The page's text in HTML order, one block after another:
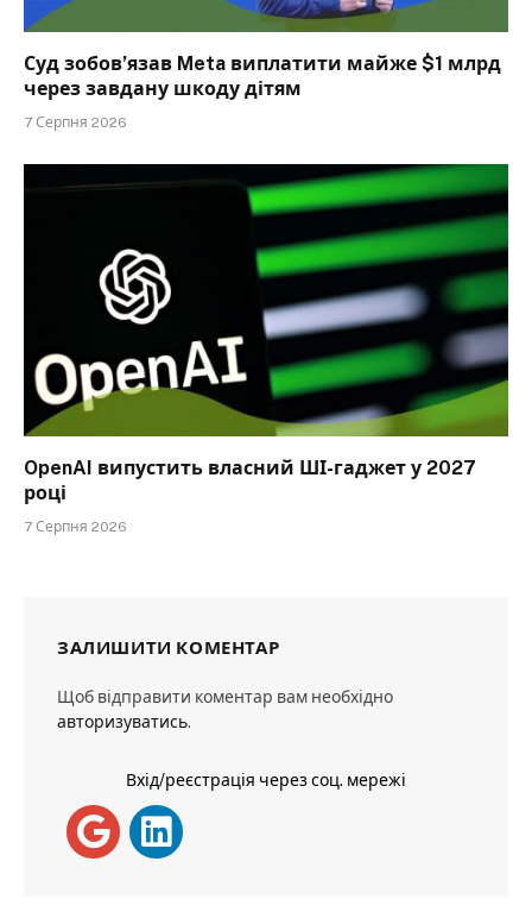
Суд зобов’язав Meta виплатити майже $1 млрд
через завдану шкоду дітям
7 Серпня 2026
OpenAI випустить власний ШІ-гаджет у 2027
році
7 Серпня 2026
ЗАЛИШИТИ КОМЕНТАР
Щоб відправити коментар вам необхідно
авторизуватись.
Вхід/реєстрація через соц. мережі